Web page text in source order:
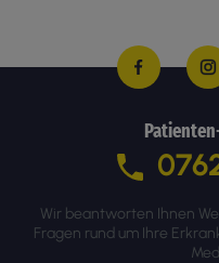
Wir beantworten Ihnen
Fragen rund um Ihre